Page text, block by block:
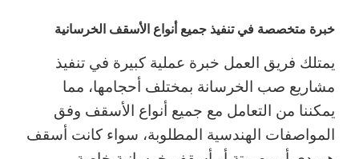
خبرة متخصصة في تنفيذ جميع أنواع الأسقف الخرسانية
يمتلك فريق العمل خبرة عملية كبيرة في تنفيذ
مشاريع صب الخرسانة بمختلف أحجامها، مما
يمكننا من التعامل مع جميع أنواع الأسقف وفق
المواصفات الهندسية المطلوبة، سواء كانت أسقف